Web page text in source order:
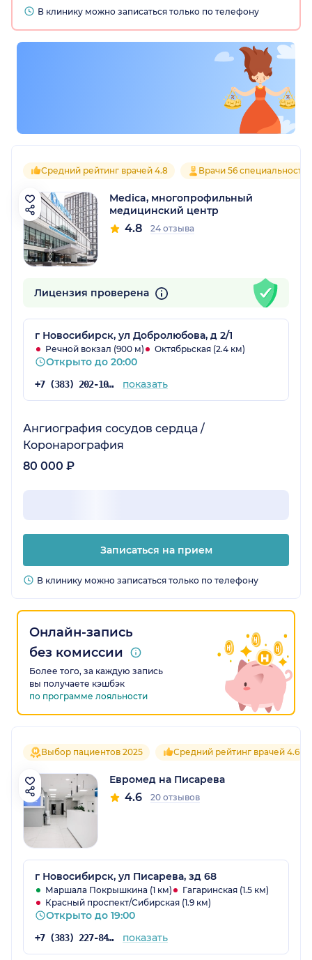
В клинику можно записаться только по телефону
Средний рейтинг врачей 4.8 Врачи 56
Medica, многопрофильный
медицинский центр
4.8 24 отзыва
Лицензия проверена
г Новосибирск, ул Добролюбова, д 2/1
Речной вокзал (900 м) Октябрьская (2.4 км)
Открыто до 20:00
+7 (383) 202-10-69 показать
Ангиография сосудов сердца /
Коронарография
80 000 ₽
Записаться на прием
В клинику можно записаться только по телефону
Онлайн-запись
без комиссии
Более того, за каждую запись
вы получаете кэшбэк
по программе лояльности
Выбор пациентов 2025 Средний рейтинг врачей 4.6
Евромед на Писарева
4.6 20 отзывов
г Новосибирск, ул Писарева, зд 68
Маршала Покрышкина (1 км)
Гагаринская (1.5 км)
Красный проспект/Сибирская (1.9 км)
Открыто до 19:00
+7 (383) 227-84-67 показать